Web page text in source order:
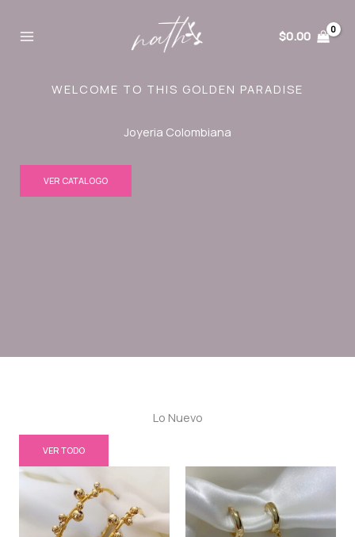
$0.00
WELCOME TO THIS GOLDEN PARADISE
Joyeria Colombiana
VER CATALOGO
Lo Nuevo
VER TODO